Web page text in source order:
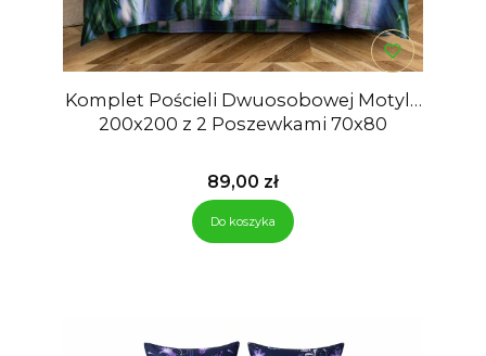
Komplet Pościeli Dwuosobowej Motyle
200x200 z 2 Poszewkami 70x80
Cena
89,00 zł
Do koszyka